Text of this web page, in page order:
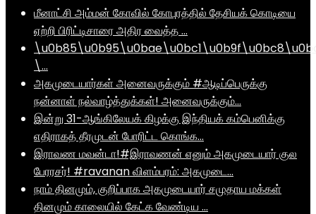
மீனாட்சி அம்மன் கோவில் கோபுரத்தில் தேசியக் கொடியை
ஏற்றி பிரிட்டிசாரை அதிர வைத்த …
\…
அகமுடையார்கள் அனைவருக்கும் #ஆடிப்பெருக்கு
நன்னாள் நல்வாழ்த்துக்கள்! அனைவருக்கும்…
இன்று 31-ஆங்கிலேயக் கிழக்கு இந்தியக் கம்பெனிக்கு
எதிராகத் தீரமுடன் போரிட்ட கொங்க…
இராவண மவன்டா!#இராவணன் எனும் அகமுடையார் குல
பேரரசர்! #ravanan விளம்பரம்: அகமுடை…
நாம் தினமும், குறிப்பாக அகமுடையார் சமுதாய மக்கள்
தினமும் காலையில் கேட்க வேண்டிய …